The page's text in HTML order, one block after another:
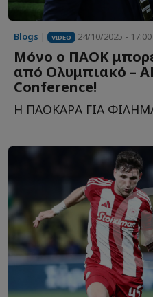
Blogs | VIDEO 24/10/2025 - 17:00
Μόνο ο ΠΑΟΚ
από Ολυμπιακό –
Conference!